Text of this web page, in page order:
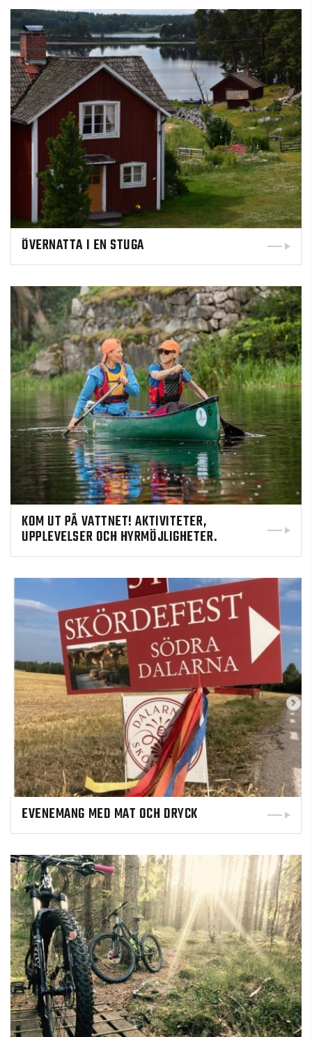
ÖVERNATTA I EN STUGA
KOM UT PÅ VATTNET! AKTIVITETER,
UPPLEVELSER OCH HYRMÖJLIGHETER.
EVENEMANG MED MAT OCH DRYCK